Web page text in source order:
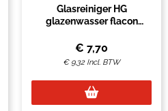
Glasreiniger HG
glazenwasser flacon
€ 7,70
€ 9,32 Incl. BTW